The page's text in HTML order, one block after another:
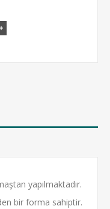
yapılmaktadır.
bir forma sahiptir.